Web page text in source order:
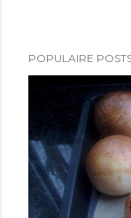
POPULAIRE